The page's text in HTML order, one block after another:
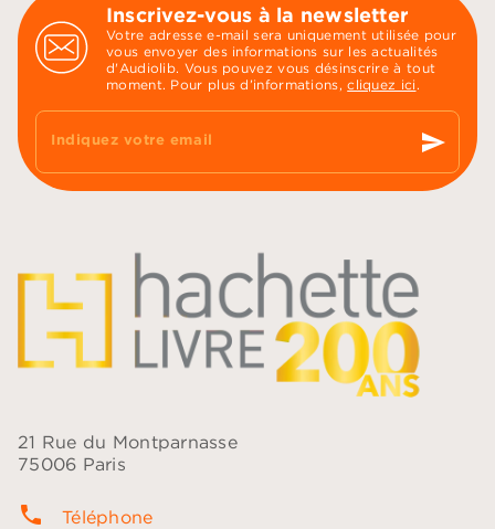
Inscrivez-vous à la newsletter
Votre adresse e-mail sera uniquement utilisée pour
vous envoyer des informations sur les actualités
d'Audiolib. Vous pouvez vous désinscrire à tout
moment. Pour plus d’informations,cliquez ici .
Indiquez votre email send
21 Rue du Montparnasse
75006 Paris
phone Téléphone